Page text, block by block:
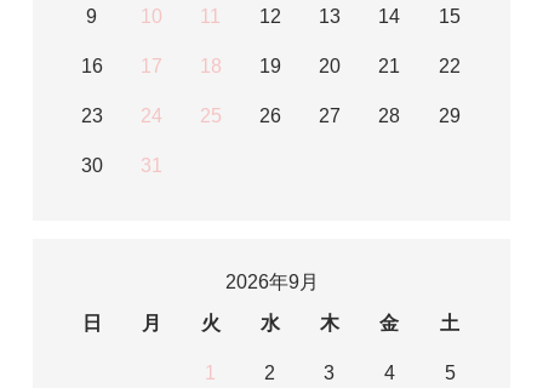
9 10 11 12 13 14 15
16 17 18 19 20 21 22
23 24 25 26 27 28 29
30 31
2026年9月
日
月 火 水 木 金 土
1 2 3 4 5